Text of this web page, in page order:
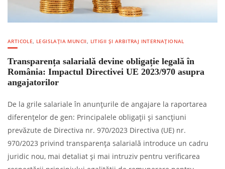
ARTICOLE, LEGISLAȚIA MUNCII, LITIGII ȘI ARBITRAJ INTERNAȚIONAL
Transparența salarială devine obligație legală în
România: Impactul Directivei UE 2023/970 asupra
angajatorilor
De la grile salariale în anunțurile de angajare la raportarea
diferențelor de gen: Principalele obligații și sancțiuni
prevăzute de Directiva nr. 970/2023 Directiva (UE) nr.
970/2023 privind transparența salarială introduce un cadru
juridic nou, mai detaliat și mai intruziv pentru verificarea